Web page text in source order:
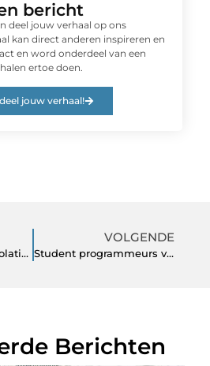
bericht
deel jouw verhaal op ons
kan direct anderen inspireren en
en word onderdeel van een
ertoe doen.
jouw verhaal!
De bitcoin koers is volatieler dan de meeste mensen denken
VOLGENDE
Student programmeurs voor professioneel development
Berichten